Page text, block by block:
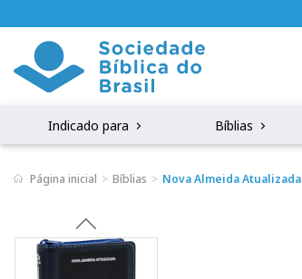
Indicado para Bíblias
Página inicial Bíblias Nova Almeida Atualizada